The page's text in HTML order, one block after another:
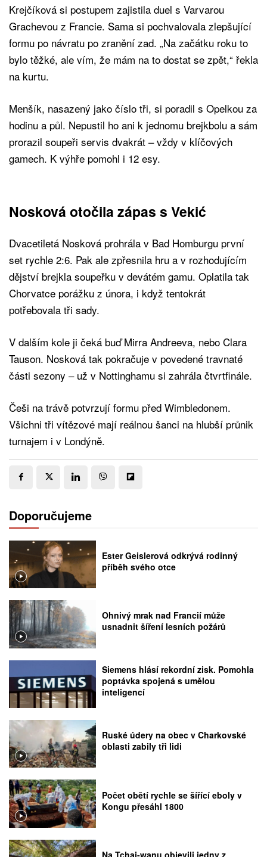
Krejčíková si postupem zajistila duel s Varvarou
Grachevou z Francie. Sama si pochvalovala zlepšující
formu po návratu po zranění zad. „Na začátku roku to
bylo těžké, ale vím, že mám na to dostat se zpět,“ řekla
na kurtu.
Menšík, nasazený jako číslo tři, si poradil s Opelkou za
hodinu a půl. Nepustil ho ani k jednomu brejkbolu a sám
prorazil soupeři servis dvakrát – vždy v klíčových
gamech. K výhře pomohl i 12 esy.
Nosková otočila zápas s Vekić
Dvacetiletá Nosková prohrála v Bad Homburgu první
set rychle 2:6. Pak ale zpřesnila hru a v rozhodujícím
dějství brejkla soupeřku v devátém gamu. Oplatila tak
Chorvatce porážku z února, i když tentokrát
potřebovala tři sady.
V dalším kole ji čeká buď Mirra Andreeva, nebo Clara
Tauson. Nosková tak pokračuje v povedené travnaté
části sezony – už v Nottinghamu si zahrála čtvrtfinále.
Češi na trávě potvrzují formu před Wimbledonem.
Všichni tři vítězové mají reálnou šanci na hlubší průnik
turnajem i v Londýně.
Doporučujeme
Ester Geislerová odkrývá rodinný
příběh svého otce
Ohnivý mrak nad Francií může
usnadnit šíření lesních požárů
Siemens hlásí rekordní zisk. Pomohla
poptávka spojená s umělou
inteligencí
Ruské údery na obec v Charkovské
oblasti zabily tři lidi
Počet obětí rychle se šířící eboly v
Kongu přesáhl 1800